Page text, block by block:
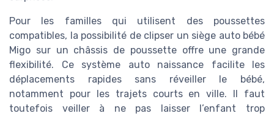
Pour les familles qui utilisent des poussettes
compatibles, la possibilité de clipser un siège auto bébé
Migo sur un châssis de poussette offre une grande
flexibilité. Ce système auto naissance facilite les
déplacements rapides sans réveiller le bébé,
notamment pour les trajets courts en ville. Il faut
toutefois veiller à ne pas laisser l’enfant trop